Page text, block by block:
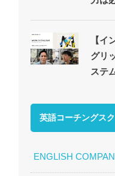
【イ
グリ
ステ
英語コーチングス
ENGLISH